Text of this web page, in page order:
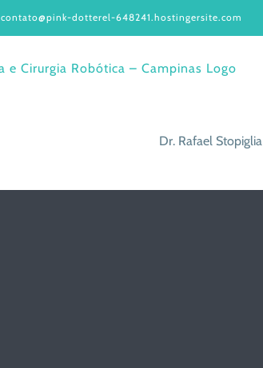
contato@pink-dotterel-648241.hostingersite.com
Dr. Rafael Stopiglia